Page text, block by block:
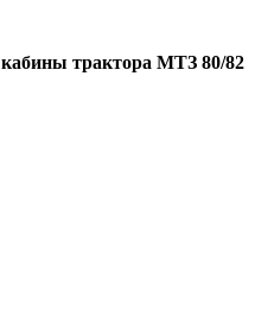
трактора МТЗ 80/82